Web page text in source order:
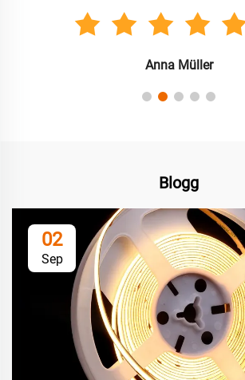
Carlos González
Blogg
02
Sep